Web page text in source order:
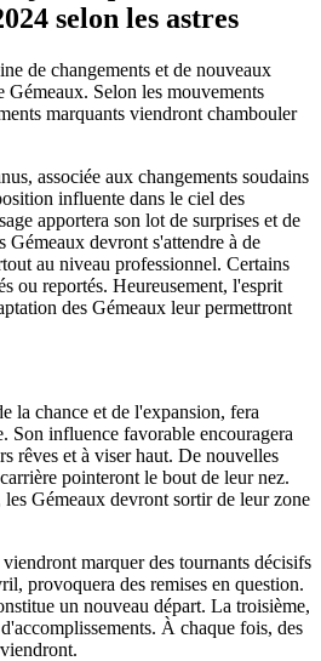
selon les astres
de changements et de nouveaux
Gémeaux. Selon les mouvements
marquants viendront chambouler
associée aux changements soudains
influente dans le ciel des
apportera son lot de surprises et de
Gémeaux devront s'attendre à de
au niveau professionnel. Certains
ou reportés. Heureusement, l'esprit
des Gémeaux leur permettront
la chance et de l'expansion, fera
Son influence favorable encouragera
rêves et à viser haut. De nouvelles
pointeront le bout de leur nez.
Gémeaux devront sortir de leur zone
marquer des tournants décisifs
provoquera des remises en question.
un nouveau départ. La troisième,
À chaque fois, des